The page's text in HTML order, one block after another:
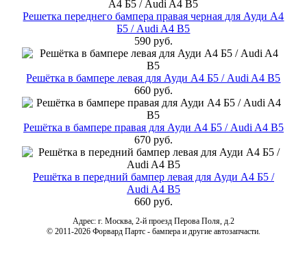
Решетка переднего бампера правая черная для Ауди А4
Б5 / Audi A4 B5
590 руб.
Решётка в бампере левая для Ауди А4 Б5 / Audi A4 B5
660 руб.
Решётка в бампере правая для Ауди А4 Б5 / Audi A4 B5
670 руб.
Решётка в передний бампер левая для Ауди А4 Б5 /
Audi A4 B5
660 руб.
Адрес: г. Москва, 2-й проезд Перова Поля, д.2
© 2011-2026 Форвард Партс - бампера и другие автозапчасти.